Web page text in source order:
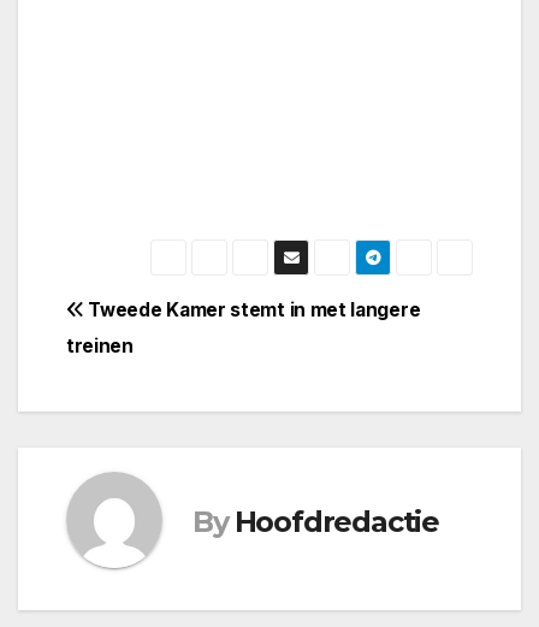
Bericht
navigatie
Tweede Kamer stemt in met langere
treinen
By Hoofdredactie